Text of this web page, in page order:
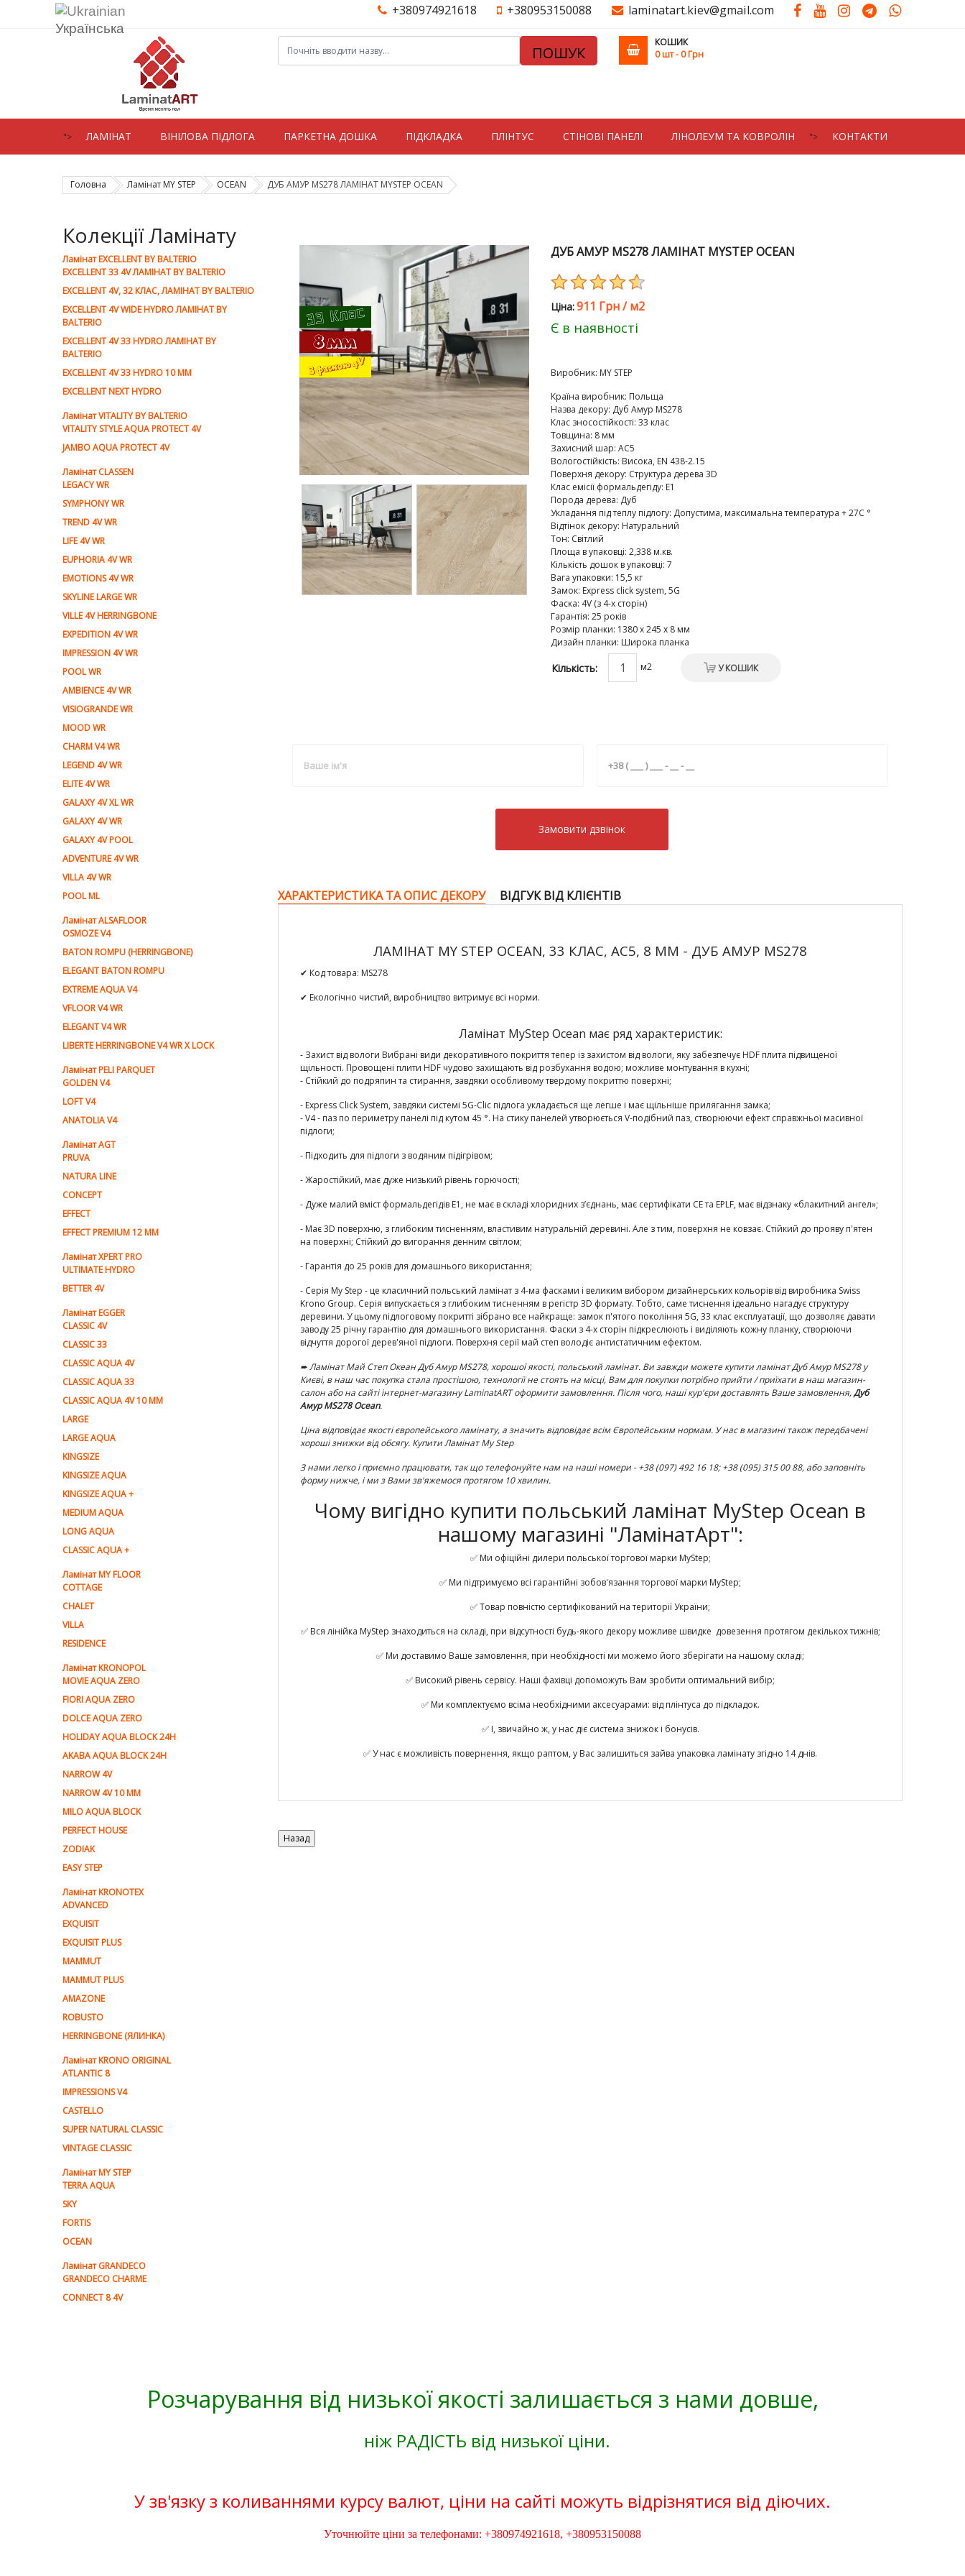
Українська
+380974921618 +380953150088 laminatart.kiev@gmail.com
ПОШУК
КОШИК
0шт- 0 Грн
"> ЛАМIНАТ ВIНIЛОВА ПІДЛОГА ПАРКЕТНА ДОШКА ПІДКЛАДКА ПЛІНТУС СТIНОВI ПАНЕЛI ЛIНОЛЕУМ ТА КОВРОЛIН "> КОНТАКТИ
Головна Ламінат MY STEP OCEAN ДУБ АМУР MS278 ЛАМІНАТ MYSTEP OCEAN
Колекції Ламінату
Ламiнат EXCELLENT BY BALTERIO
EXCELLENT 33 4V ЛАМІНАТ BY BALTERIO
EXCELLENT 4V, 32 КЛАС, ЛАМІНАТ BY BALTERIO
EXCELLENT 4V WIDE HYDRO ЛАМІНАТ BY
BALTERIO
EXCELLENT 4V 33 HYDRO ЛАМІНАТ BY
BALTERIO
EXCELLENT 4V 33 HYDRO 10 ММ
EXCELLENT NEXT HYDRO
Ламiнат VITALITY BY BALTERIO
VITALITY STYLE AQUA PROTECT 4V
JAMBO AQUA PROTECT 4V
Ламiнат CLASSEN
LEGACY WR
SYMPHONY WR
TREND 4V WR
LIFE 4V WR
EUPHORIA 4V WR
EMOTIONS 4V WR
SKYLINE LARGE WR
VILLE 4V HERRINGBONE
EXPEDITION 4V WR
IMPRESSION 4V WR
POOL WR
AMBIENCE 4V WR
VISIOGRANDE WR
MOOD WR
CHARM V4 WR
LEGEND 4V WR
ELITE 4V WR
GALAXY 4V XL WR
GALAXY 4V WR
GALAXY 4V POOL
ADVENTURE 4V WR
VILLA 4V WR
POOL ML
Ламiнат ALSAFLOOR
OSMOZE V4
BATON ROMPU (HERRINGBONE)
ELEGANT BATON ROMPU
EXTREME AQUA V4
VFLOOR V4 WR
ELEGANT V4 WR
LIBERTE HERRINGBONE V4 WR X LOCK
Ламiнат PELI PARQUET
GOLDEN V4
LOFT V4
ANATOLIA V4
Ламiнат AGT
PRUVA
NATURA LINE
CONCEPT
EFFECT
EFFECT PREMIUM 12 MM
Ламінат XPERT PRO
ULTIMATE HYDRO
BETTER 4V
Ламiнат EGGER
CLASSIC 4V
CLASSIC 33
CLASSIC AQUA 4V
CLASSIC AQUA 33
CLASSIC AQUA 4V 10 MM
LARGE
LARGE AQUA
KINGSIZE
KINGSIZE AQUA
KINGSIZE AQUA +
MEDIUM AQUA
LONG AQUA
CLASSIC AQUA +
Ламінат MY FLOOR
COTTAGE
CHALET
VILLA
RESIDENCE
Ламiнат KRONOPOL
MOVIE AQUA ZERO
FIORI AQUA ZERO
DOLCE AQUA ZERO
HOLIDAY AQUA BLOCK 24H
AKABA AQUA BLOCK 24H
NARROW 4V
NARROW 4V 10 MM
MILO AQUA BLOCK
PERFECT HOUSE
ZODIAK
EASY STEP
Ламінат KRONOTEX
ADVANCED
EXQUISIT
EXQUISIT PLUS
MAMMUT
MAMMUT PLUS
AMAZONE
ROBUSTO
HERRINGBONE (ЯЛИНКА)
Ламiнат KRONO ORIGINAL
ATLANTIC 8
IMPRESSIONS V4
CASTELLO
SUPER NATURAL CLASSIC
VINTAGE CLASSIC
Ламінат MY STEP
TERRA AQUA
SKY
FORTIS
OCEAN
Ламінат GRANDECO
GRANDECO CHARME
CONNECT 8 4V
ДУБ АМУР MS278 ЛАМІНАТ MYSTEP OCEAN
Цiна:911 Грн/м2
Є в наявності
Виробник: MY STEP
Країна виробник: Польща
Назва декору: Дуб Амур MS278
Клас зносостійкості: 33 клас
Товщина: 8 мм
Захисний шар: AC5
Вологостійкість: Висока, EN 438-2.15
Поверхня декору: Структура дерева 3D
Клас емісії формальдегіду: E1
Порода дерева: Дуб
Укладання під теплу підлогу: Допустима, максимальна температура + 27C °
Відтінок декору: Натуральний
Тон: Світлий
Площа в упаковці: 2,338 м.кв.
Кількість дошок в упаковці: 7
Вага упаковки: 15,5 кг
Замок: Express click system, 5G
Фаска: 4V (з 4-х сторін)
Гарантія: 25 років
Розмір планки: 1380 х 245 х 8 мм
Дизайн планки: Широка планка
Кількість: м2 У КОШИК
Замовити дзвiнок
ХАРАКТЕРИСТИКА ТА ОПИС ДЕКОРУ ВІДГУК ВІД КЛІЄНТІВ
ЛАМІНАТ MY STEP OCEAN, 33 КЛАС, AC5, 8 ММ - ДУБ АМУР MS278
✔ Код товара: MS278
✔ Екологічно чистий, виробництво витримує всі норми.
Ламінат MyStep Ocean має ряд характеристик:
- Захист від вологи Вибрані види декоративного покриття тепер із захистом від вологи, яку забезпечує HDF плита підвищеної
щільності. Провощені плити HDF чудово захищають від розбухання водою; можливе монтування в кухні;
- Стійкий до подряпин та стирання, завдяки особливому твердому покриттю поверхні;
- Express Click System, завдяки системі 5G-Clic підлога укладається ще легше і має щільніше прилягання замка;
-V4 - паз по периметру панелі під кутом 45 °. На стику панелей утворюється V-подібний паз, створюючи ефект справжньої масивної
підлоги;
- Підходить для підлоги з водяним підігрівом;
-Жаростійкий, має дуже низький рівень горючості;
- Дуже малий вміст формальдегідів E1 , не має в складі хлоридних з’єднань, має сертифікати CE та EPLF, має відзнаку «блакитний ангел»;
- Має 3D поверхню, з глибоким тисненням, властивим натуральній деревині. Але з тим, поверхня не ковзає. Стійкий до прояву п'ятен
на поверхні; Стійкий до вигорання денним світлом;
- Гарантія до 25 років для домашнього використання;
- Серія My Step - це класичний польський ламінат з 4-ма фасками і великим вибором дизайнерських кольорів від виробника Swiss
Krono Group. Серія випускається з глибоким тисненням в регістр 3D формату. Тобто, саме тиснення ідеально нагадує структуру
деревини. У цьому підлоговому покритті зібрано все найкраще: замок п'ятого покоління 5G, 33 клас експлуатації, що дозволяє давати
заводу 25 річну гарантію для домашнього використання. Фаски з 4-х сторін підкреслюють і виділяють кожну планку, створюючи
відчуття дорогої дерев'яної підлоги. Поверхня серії май степ володіє антистатичним ефектом.
➨ ЛамінатМай Степ Океан Дуб Амур MS278, хорошої якості, польський ламінат. Ви завжди можете купити ламінатДуб Амур MS278у
Києві, в наш час покупка стала простішою, технології не стоять на місці, Вам для покупки потрібно прийти / приїхати в наш магазин-
салон або на сайті інтернет-магазину LaminatART оформити замовлення. Після чого, наші кур'єри доставлять Ваше замовлення,Дуб
Амур MS278 Ocean.
Ціна відповідає якості європейського ламінату, а значить відповідає всім Європейським нормам. У нас в магазині також передбачені
хороші знижки від обсягу. Купити Ламінат My Step
З нами легко і приємно працювати, так що телефонуйте нам на наші номери - +38 (097) 492 16 18; +38 (095) 315 00 88, або заповніть
форму нижче, і ми з Вами зв'яжемося протягом 10 хвилин.
Чому вигідно купити польський ламінат MyStep Ocean в
нашому магазині "ЛамінатАрт":
✅ Ми офіційні дилери польської торгової марки MyStep;
✅ Ми підтримуємо всі гарантійні зобов'язання торгової марки MyStep;
✅ Товар повністю сертифікований на території України;
✅ Вся лінійка MyStep знаходиться на складі, при відсутності будь-якого декору можливе швидке довезення протягом декількох тижнів;
✅ Ми доставимо Ваше замовлення, при необхідності ми можемо його зберігати на нашому складі;
✅ Високий рівень сервісу. Наші фахівці допоможуть Вам зробити оптимальний вибір;
✅ Ми комплектуємо всіма необхідними аксесуарами: від плінтуса до підкладок.
✅ І, звичайно ж, у нас діє система знижок і бонусів.
✅ У нас є можливість повернення, якщо раптом, у Вас залишиться зайва упаковка ламінату згідно 14 днів.
Розчарування від низької якості залишається з нами довше,
ніж РАДІСТЬ від низької ціни.
У зв'язку з коливаннями курсу валют, ціни на сайті можуть відрізнятися від діючих.
Уточнюйте ціни за телефонами: +380974921618, +380953150088